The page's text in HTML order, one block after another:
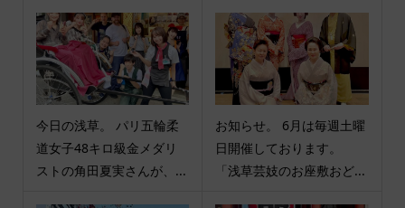
今日の浅草。 パリ五輪柔
道女子48キロ級金メダリ
ストの角田夏実さんが、...
お知らせ。 6月は毎週土曜
日開催しております。
「浅草芸妓のお座敷おど...